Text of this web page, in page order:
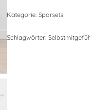
Kategorie: Sparsets
Schlagwörter: